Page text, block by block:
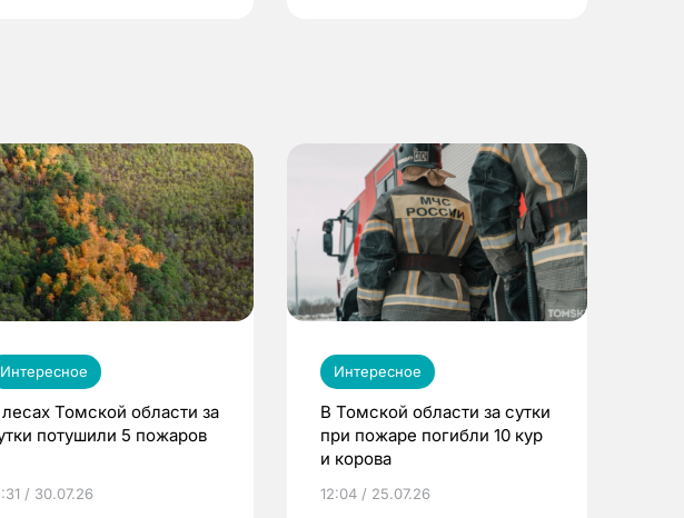
Интересное
Томской области за
потушили 5 пожаров
/ 30.07.26
Интересное
В Томской области за сутки
при пожаре погибли 10 кур
и корова
12:04 / 25.07.26